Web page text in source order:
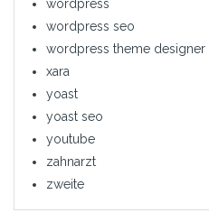
wordpress
wordpress seo
wordpress theme designer
xara
yoast
yoast seo
youtube
zahnarzt
zweite